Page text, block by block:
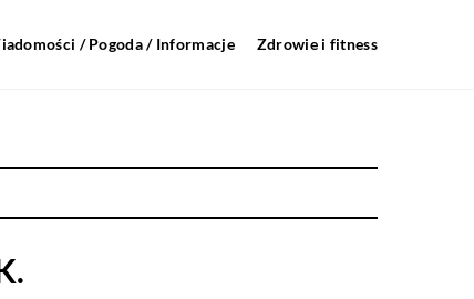
/ Pogoda / Informacje Zdrowie i fitness